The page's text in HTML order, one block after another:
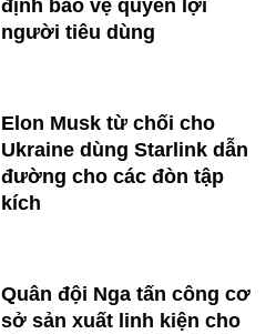
định bảo vệ quyền lợi
người tiêu dùng
Elon Musk từ chối cho
Ukraine dùng Starlink dẫn
đường cho các đòn tập
kích
Quân đội Nga tấn công cơ
sở sản xuất linh kiện cho